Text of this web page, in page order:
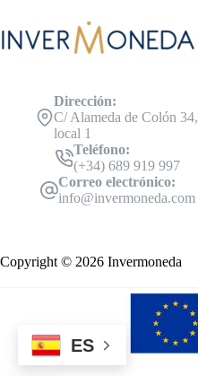
Dirección:
C/ Alameda de Colón 34,
local 1
Teléfono:
(+34) 689 919 997
Correo electrónico:
info@invermoneda.com
Copyright © 2026 Invermoneda
ES